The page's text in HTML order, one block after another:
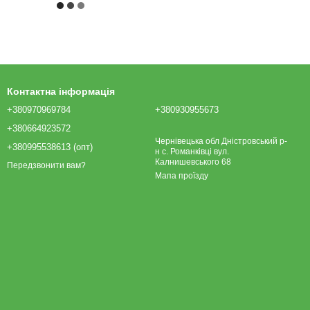
Контактна інформація
+380970969784
+380664923572
+380995538613 (опт)
Передзвонити вам?
+380930955673
Чернівецька обл Дністровський р-
н с. Романківці вул.
Калнишевського 68
Мапа проїзду